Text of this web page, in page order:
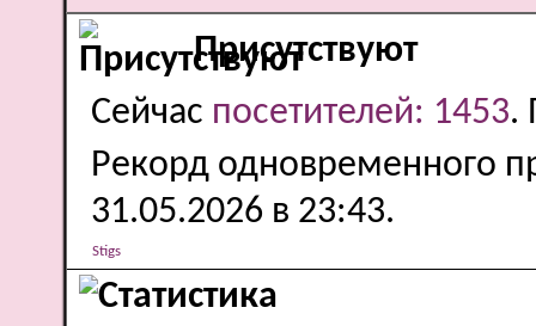
Присутствуют
Сейчас посетителей: 1453.
Рекорд одновременного
31.05.2026 в 23:43.
Stigs